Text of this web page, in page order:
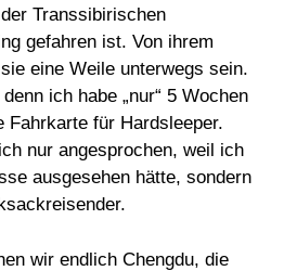
Transsibirischen
gefahren ist. Von ihrem
eine Weile unterwegs sein.
ich habe „nur“ 5 Wochen
Fahrkarte für Hardsleeper.
nur angesprochen, weil ich
ausgesehen hätte, sondern
wir endlich Chengdu, die